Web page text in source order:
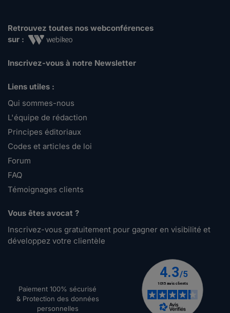
Retrouvez toutes nos webconférences
sur :
Inscrivez-vous à notre Newsletter
Liens utiles :
Qui sommes-nous
L'équipe de rédaction
Principes éditoriaux
Codes et articles de loi
Forum
FAQ
Témoignages clients
Vous êtes avocat ?
Inscrivez-vous gratuitement pour gagner en visibilité et
développez votre clientèle
Paiement 100% sécurisé
& Protection des données
personnelles